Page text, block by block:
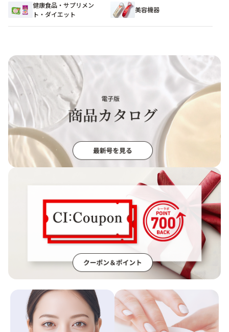
健康食品・サプリメン
ト・ダイエット​
美容機器